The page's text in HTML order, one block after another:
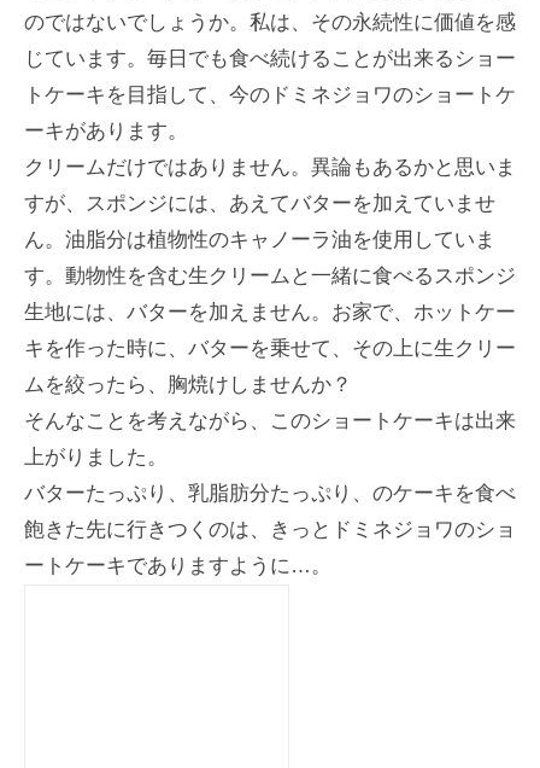
のではないでしょうか。私は、その永続性に価値を感
じています。毎日でも食べ続けることが出来るショー
トケーキを目指して、今のドミネジョワのショートケ
ーキがあります。
クリームだけではありません。異論もあるかと思いま
すが、スポンジには、あえてバターを加えていませ
ん。油脂分は植物性のキャノーラ油を使用していま
す。動物性を含む生クリームと一緒に食べるスポンジ
生地には、バターを加えません。お家で、ホットケー
キを作った時に、バターを乗せて、その上に生クリー
ムを絞ったら、胸焼けしませんか？
そんなことを考えながら、このショートケーキは出来
上がりました。
バターたっぷり、乳脂肪分たっぷり、のケーキを食べ
飽きた先に行きつくのは、きっとドミネジョワのショ
ートケーキでありますように…。